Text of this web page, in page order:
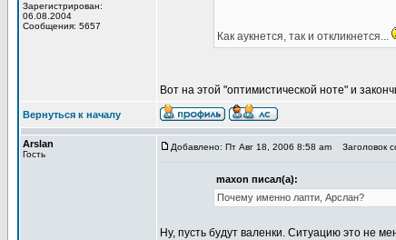
Зарегистрирован:
06.08.2004
Сообщения: 5657
Как аукнется, так и откликнется...
Вот на этой "оптимистической ноте" и
Вернуться к началу
Arslan
Гость
Добавлено: Пт Авг 18, 2006 8:58 am Заголовок
maxon писал(а):
Почему именно лапти, Арслан?
Ну, пусть будут валенки. Ситуацию это не